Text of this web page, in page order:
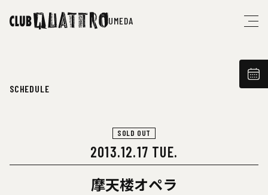
UMEDA
SCHEDULE
SOLD OUT
2013.12.17 TUE.
摩天楼オペラ